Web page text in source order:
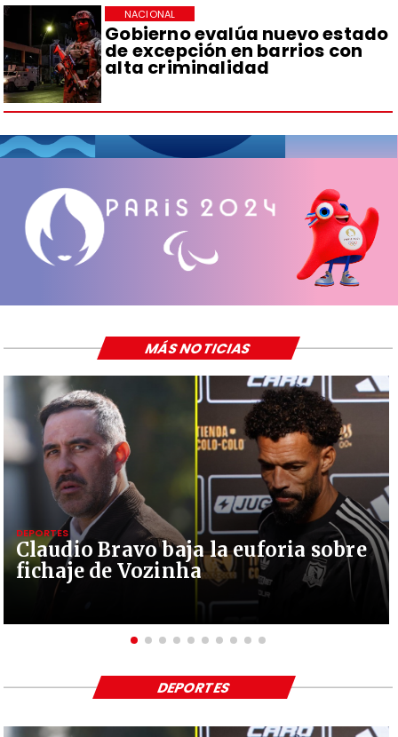
Gobierno evalúa nuevo estado
de excepción en barrios con
alta criminalidad
NACIONAL
Claudio Bravo baja la euforia sobre
fichaje de Vozinha
DEPORTES
MÁS NOTICIAS
DEPORTES